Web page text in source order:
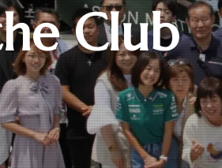
Club